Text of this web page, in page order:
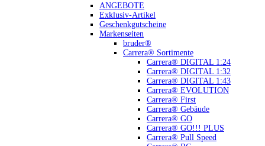
ANGEBOTE
Exklusiv-Artikel
Geschenkgutscheine
Markenseiten
bruder®
Carrera® Sortimente
Carrera® DIGITAL 1:24
Carrera® DIGITAL 1:32
Carrera® DIGITAL 1:43
Carrera® EVOLUTION
Carrera® First
Carrera® Gebäude
Carrera® GO
Carrera® GO!!! PLUS
Carrera® Pull Speed